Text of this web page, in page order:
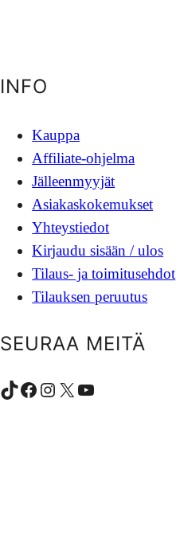
INFO
Kauppa
Affiliate-ohjelma
Jälleenmyyjät
Asiakaskokemukset
Yhteystiedot
Kirjaudu sisään / ulos
Tilaus- ja toimitusehdot
Tilauksen peruutus
SEURAA MEITÄ
TikTok Facebook Instagram X YouTube